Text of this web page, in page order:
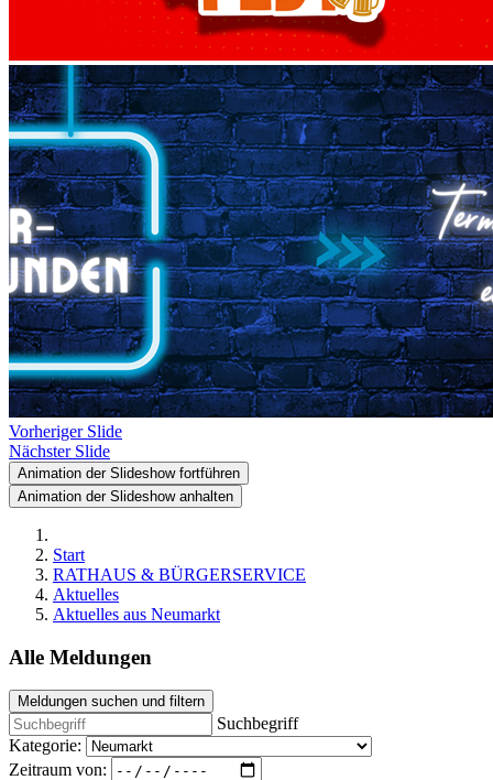
Vorheriger Slide
Nächster Slide
Animation der Slideshow fortführen
Animation der Slideshow anhalten
Start
RATHAUS & BÜRGERSERVICE
Aktuelles
Aktuelles aus Neumarkt
Alle Meldungen
Meldungen suchen und filtern
Suchbegriff
Kategorie:
Zeitraum von: